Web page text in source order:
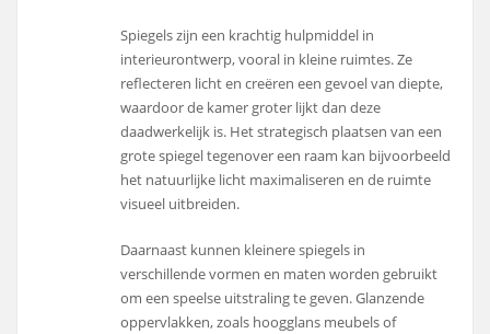
Spiegels zijn een krachtig hulpmiddel in
interieurontwerp, vooral in kleine ruimtes. Ze
reflecteren licht en creëren een gevoel van diepte,
waardoor de kamer groter lijkt dan deze
daadwerkelijk is. Het strategisch plaatsen van een
grote spiegel tegenover een raam kan bijvoorbeeld
het natuurlijke licht maximaliseren en de ruimte
visueel uitbreiden.
Daarnaast kunnen kleinere spiegels in
verschillende vormen en maten worden gebruikt
om een speelse uitstraling te geven. Glanzende
oppervlakken, zoals hoogglans meubels of